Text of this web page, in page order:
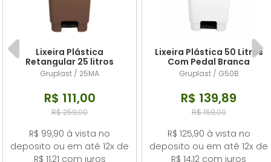
Lixeira Plástica
Retangular 25 litros
Marrom Com Pedal
Gruplast / 25MA
R$ 111,00
R$ 259,00
R$ 99,90 à vista no
deposito ou em até 12x de
R$ 11,21 com juros
Lixeira Plástica 50 Litros
Com Pedal Branca
Gruplast / G50B
R$ 139,89
R$ 159,00
R$ 125,90 à vista no
deposito ou em até 12x de
R$ 14,12 com juros